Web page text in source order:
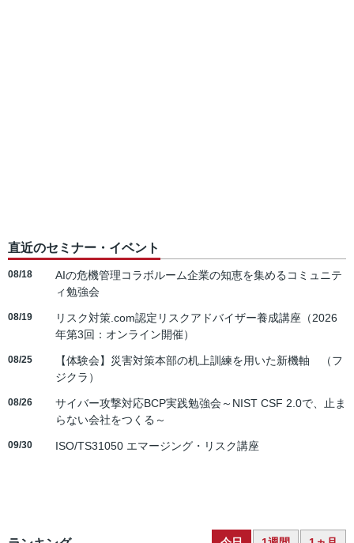
直近のセミナー・イベント
08/18
AIの危機管理コラボルーム企業の知恵を集めるコミュニテ
ィ勉強会
08/19
リスク対策.com認定リスクアドバイザー養成講座（2026
年第3回：オンライン開催）
08/25
【体験会】災害対策本部の机上訓練を用いた新機軸 （フ
ジクラ）
08/26
サイバー攻撃対応BCP実践勉強会～NIST CSF 2.0で、止ま
らない会社をつくる～
09/30 ISO/TS31050 エマージング・リスク講座